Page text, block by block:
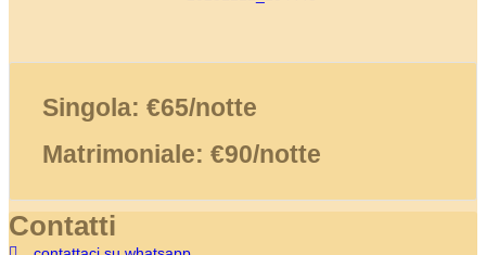
Singola: €65/notte
Matrimoniale: €90/notte
Contatti